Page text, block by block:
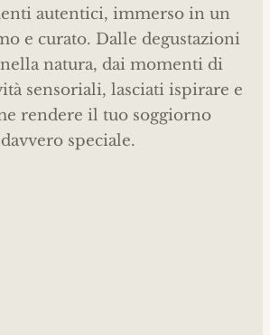
autentici, immerso in un
e curato. Dalle degustazioni
natura, dai momenti di
sensoriali, lasciati ispirare e
rendere il tuo soggiorno
davvero speciale.